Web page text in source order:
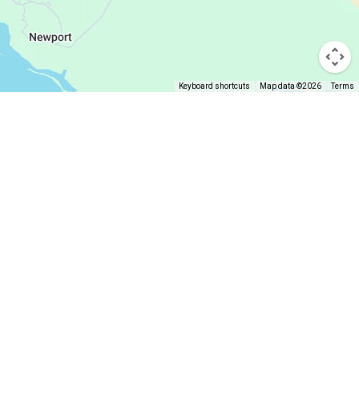
Keyboard shortcuts Map data ©2026 Terms